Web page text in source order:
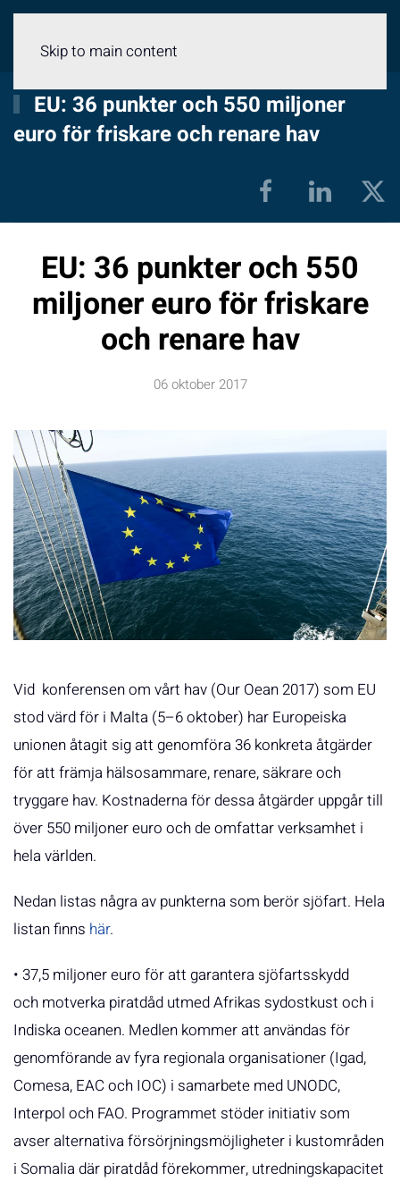
Skip to main content
EU: 36 punkter och 550 miljoner
euro för friskare och renare hav
EU: 36 punkter och 550
miljoner euro för friskare
och renare hav
06 oktober 2017
Vid konferensen om vårt hav (Our Oean 2017) som EU
stod värd för i Malta (5–6 oktober) har Europeiska
unionen åtagit sig att genomföra 36 konkreta åtgärder
för att främja hälsosammare, renare, säkrare och
tryggare hav. Kostnaderna för dessa åtgärder uppgår till
över 550 miljoner euro och de omfattar verksamhet i
hela världen.
Nedan listas några av punkterna som berör sjöfart. Hela
listan finns här.
• 37,5 miljoner euro för att garantera sjöfartsskydd
och motverka piratdåd utmed Afrikas sydostkust och i
Indiska oceanen. Medlen kommer att användas för
genomförande av fyra regionala organisationer (Igad,
Comesa, EAC och IOC) i samarbete med UNODC,
Interpol och FAO. Programmet stöder initiativ som
avser alternativa försörjningsmöjligheter i kustområden
i Somalia där piratdåd förekommer, utredningskapacitet